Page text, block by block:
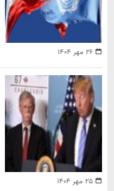
۲۶ مهر ۱۴۰۴
۲۵ مهر ۱۴۰۴